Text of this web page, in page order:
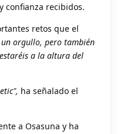
confianza recibidos.
retos que el
un orgullo, pero también
a la altura del
ha señalado el
a Osasuna y ha